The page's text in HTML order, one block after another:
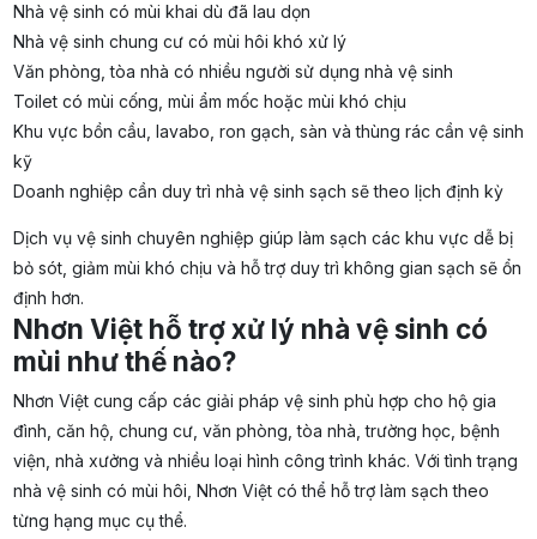
Nhà vệ sinh có mùi khai dù đã lau dọn
Nhà vệ sinh chung cư có mùi hôi khó xử lý
Văn phòng, tòa nhà có nhiều người sử dụng nhà vệ sinh
Toilet có mùi cống, mùi ẩm mốc hoặc mùi khó chịu
Khu vực bồn cầu, lavabo, ron gạch, sàn và thùng rác cần vệ sinh
kỹ
Doanh nghiệp cần duy trì nhà vệ sinh sạch sẽ theo lịch định kỳ
Dịch vụ vệ sinh chuyên nghiệp giúp làm sạch các khu vực dễ bị
bỏ sót, giảm mùi khó chịu và hỗ trợ duy trì không gian sạch sẽ ổn
định hơn.
Nhơn Việt hỗ trợ xử lý nhà vệ sinh có
mùi như thế nào?
Nhơn Việt cung cấp các giải pháp vệ sinh phù hợp cho hộ gia
đình, căn hộ, chung cư, văn phòng, tòa nhà, trường học, bệnh
viện, nhà xưởng và nhiều loại hình công trình khác. Với tình trạng
nhà vệ sinh có mùi hôi, Nhơn Việt có thể hỗ trợ làm sạch theo
từng hạng mục cụ thể.